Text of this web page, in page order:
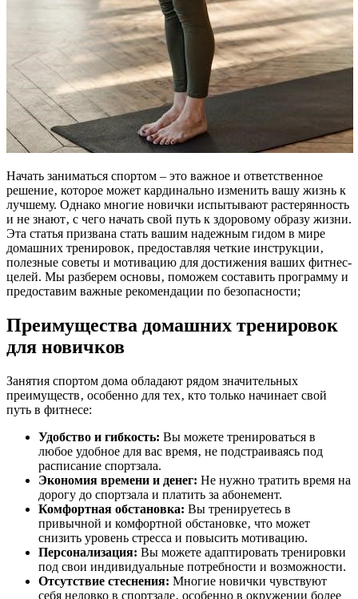
Начать заниматься спортом – это важное и ответственное
решение‚ которое может кардинально изменить вашу жизнь к
лучшему. Однако многие новички испытывают растерянность
и не знают‚ с чего начать свой путь к здоровому образу жизни.
Эта статья призвана стать вашим надежным гидом в мире
домашних тренировок‚ предоставляя четкие инструкции‚
полезные советы и мотивацию для достижения ваших фитнес-
целей. Мы разберем основы‚ поможем составить программу и
предоставим важные рекомендации по безопасности;
Преимущества домашних тренировок
для новичков
Занятия спортом дома обладают рядом значительных
преимуществ‚ особенно для тех‚ кто только начинает свой
путь в фитнесе:
Удобство и гибкость: Вы можете тренироваться в
любое удобное для вас время‚ не подстраиваясь под
расписание спортзала.
Экономия времени и денег: Не нужно тратить время на
дорогу до спортзала и платить за абонемент.
Комфортная обстановка: Вы тренируетесь в
привычной и комфортной обстановке‚ что может
снизить уровень стресса и повысить мотивацию.
Персонализация: Вы можете адаптировать тренировки
под свои индивидуальные потребности и возможности.
Отсутствие стеснения: Многие новички чувствуют
себя неловко в спортзале‚ особенно в окружении более